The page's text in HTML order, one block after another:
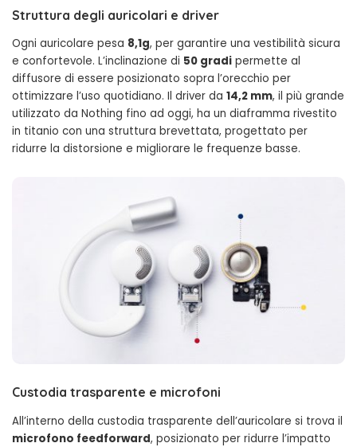
Struttura degli auricolari e driver
Ogni auricolare pesa 8,1g, per garantire una vestibilità sicura
e confortevole. L’inclinazione di 50 gradi permette al
diffusore di essere posizionato sopra l’orecchio per
ottimizzare l’uso quotidiano. Il driver da 14,2 mm, il più grande
utilizzato da Nothing fino ad oggi, ha un diaframma rivestito
in titanio con una struttura brevettata, progettato per
ridurre la distorsione e migliorare le frequenze basse.
Custodia trasparente e microfoni
All’interno della custodia trasparente dell’auricolare si trova il
microfono feedforward, posizionato per ridurre l’impatto